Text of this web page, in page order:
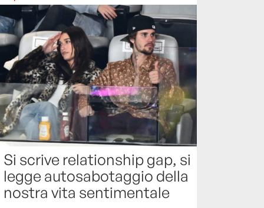
Si scrive relationship gap, si
legge autosabotaggio della
nostra vita sentimentale